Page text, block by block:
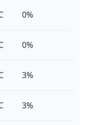
0%
0%
3%
3%